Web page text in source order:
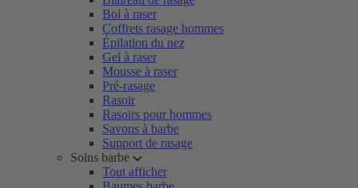
Bol à raser
Coffrets rasage hommes
Épilation du nez
Gel à raser
Mousse à raser
Pré-rasage
Rasoir
Rasoirs pour hommes
Savons à barbe
Support de rasage
Soins barbe
Tout afficher